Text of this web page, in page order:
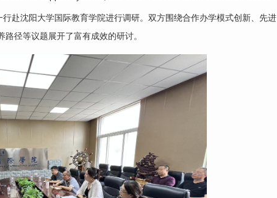
赴沈阳大学国际教育学院进行调研。双方围绕合作办学模式创新、先进
径等议题展开了富有成效的研讨。